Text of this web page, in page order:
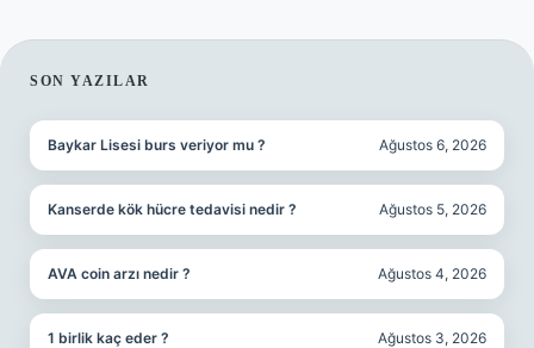
SIDEBAR
SON YAZILAR
Baykar Lisesi burs veriyor mu ? Ağustos 6, 2026
Kanserde kök hücre tedavisi nedir ? Ağustos 5, 2026
AVA coin arzı nedir ? Ağustos 4, 2026
1 birlik kaç eder ? Ağustos 3, 2026